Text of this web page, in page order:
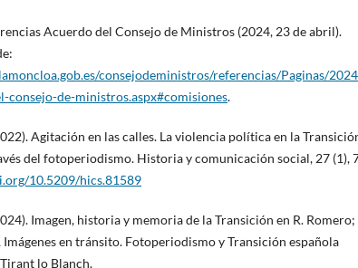
Acuerdo del Consejo de Ministros (2024, 23 de abril).
consejodeministros/referencias/Paginas/
consejo-de-ministros.aspx#comisiones.
Agitación en las calles. La violencia política en la
del fotoperiodismo. Historia y comunicación social, 27 (1),
10.5209/hics.81589
Imagen, historia y memoria de la Transición en R. Romero;
Imágenes en tránsito. Fotoperiodismo y Transición española
lo Blanch.